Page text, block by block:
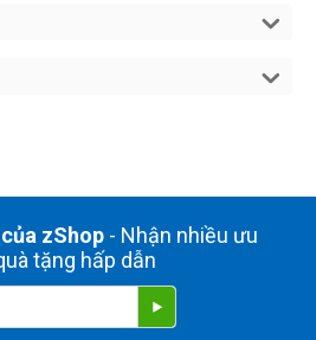
zShop- Nhận nhiều ưu
tặng hấp dẫn